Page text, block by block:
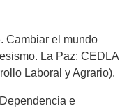
Cambiar el mundo
La Paz: CEDLA
Laboral y Agrario).
e